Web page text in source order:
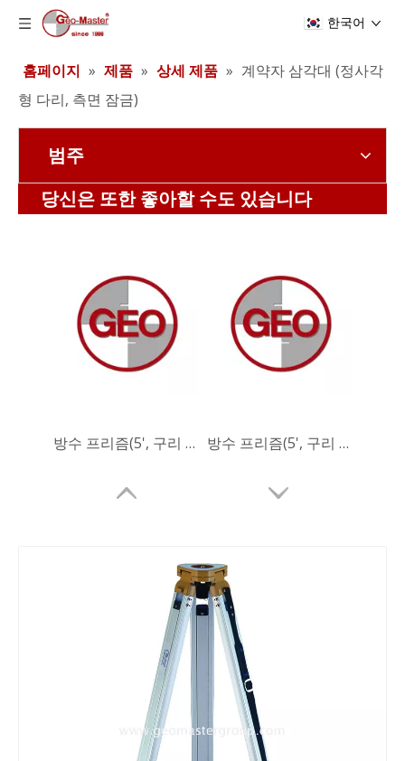
한국어
홈페이지 » 제품 » 상세 제품 » 계약자 삼각대 (정사각
형 다리, 측면 잠금)
범주
당신은 또한 좋아할 수도 있습니다
방수 프리즘(5', 구리 코팅) 방수 프리즘(5', 구리 코팅)
리튬 측량 배터리 올카본 로버 폴(2.2m)